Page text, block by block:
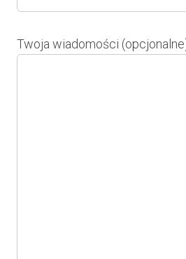
Twoja wiadomości